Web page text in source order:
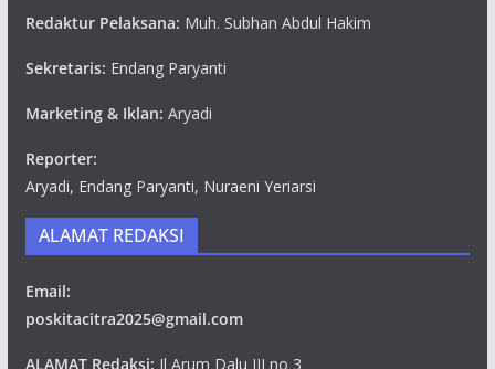
Redaktur Pelaksana: Muh. Subhan Abdul Hakim
Sekretaris: Endang Paryanti
Marketing & Iklan: Aryadi
Reporter:
Aryadi, Endang Paryanti, Nuraeni Yeriarsi
ALAMAT REDAKSI
Email:
poskitacitra2025@gmail.com
ALAMAT Redaksi: Jl Arum Dalu III no 3